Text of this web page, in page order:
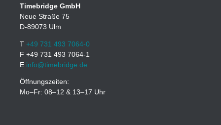
Timebridge GmbH
Neue Straße 75
D-89073 Ulm
T +49 731 493 7064-0
F +49 731 493 7064-1
E info@timebridge.de
Öffnungszeiten:
Mo–Fr: 08–12 & 13–17 Uhr